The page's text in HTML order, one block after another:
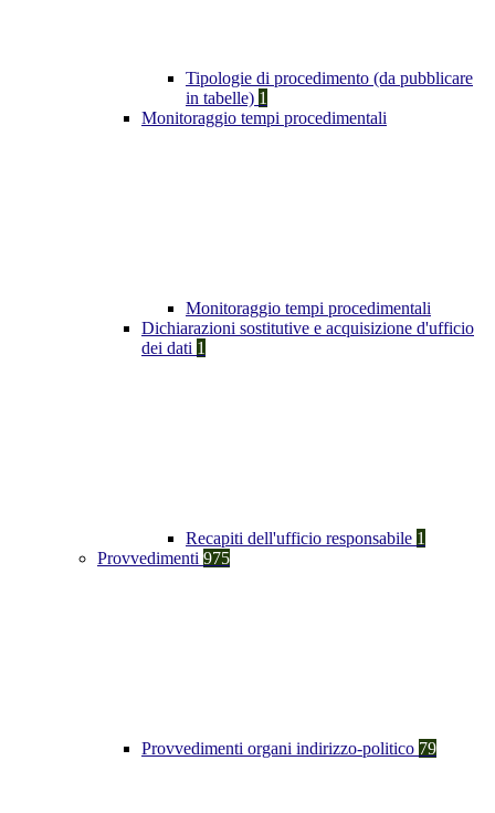
Tipologie di procedimento (da pubblicare
in tabelle) 1
Monitoraggio tempi procedimentali
Monitoraggio tempi procedimentali
Dichiarazioni sostitutive e acquisizione d'ufficio
dei dati 1
Recapiti dell'ufficio responsabile 1
Provvedimenti 975
Provvedimenti organi indirizzo-politico 79